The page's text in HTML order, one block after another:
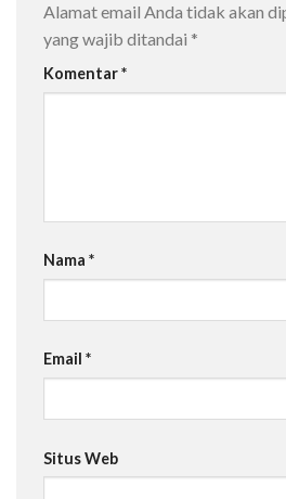
Alamat email Anda tidak akan
yang wajib ditandai *
Komentar*
Nama *
Email *
Situs Web